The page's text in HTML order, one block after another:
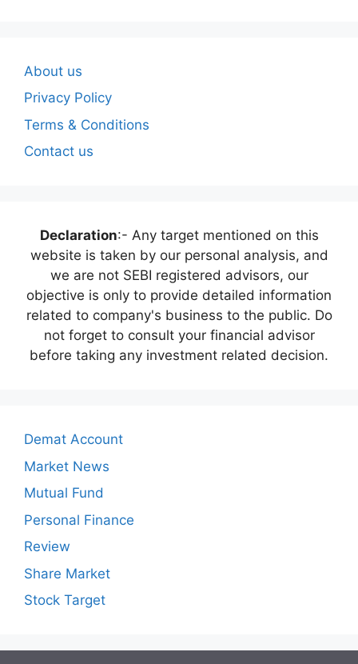
About us
Privacy Policy
Terms & Conditions
Contact us
Declaration:- Any target mentioned on this
website is taken by our personal analysis, and
we are not SEBI registered advisors, our
objective is only to provide detailed information
related to company's business to the public. Do
not forget to consult your financial advisor
before taking any investment related decision.
Demat Account
Market News
Mutual Fund
Personal Finance
Review
Share Market
Stock Target